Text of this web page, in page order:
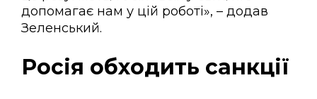
допомагає нам у цій роботі», – додав
Зеленський.
Росія обходить санкції